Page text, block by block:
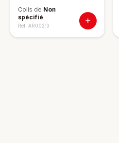
Colis de Non
spécifié
Ref. AR00213